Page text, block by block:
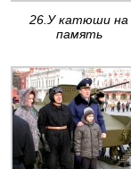
26.У катюши на
память